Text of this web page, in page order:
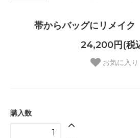
帯からバッグにリメイ
24,200円(税
お気に入り
購入数